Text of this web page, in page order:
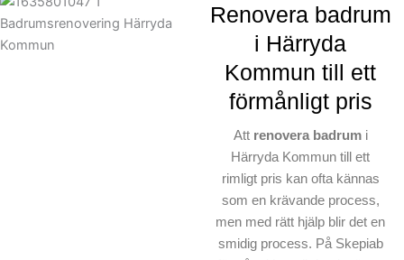
Renovera badrum
i Härryda
Kommun till ett
förmånligt pris
Att renovera badrumi
Härryda Kommun till ett
rimligt pris kan ofta kännas
som en krävande process,
men med rätt hjälp blir det en
smidig process. På Skepiab